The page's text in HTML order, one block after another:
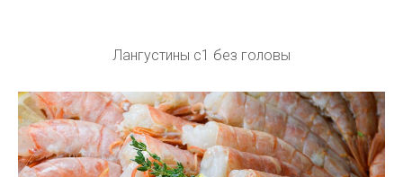
Лангустины с1 без головы